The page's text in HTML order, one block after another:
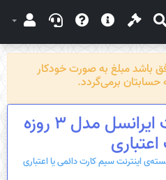
باشد مبلغ به صورت خودکار
بسته اینترنت ایرانسل مدل 3 روزه
اینترنت سیم کارت دائمی یا اعتباری